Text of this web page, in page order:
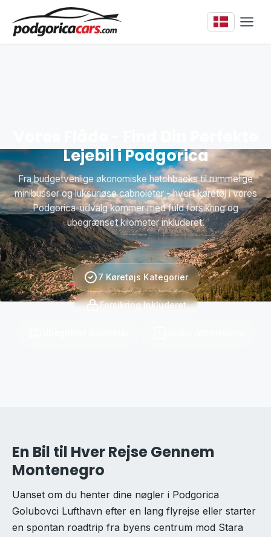
Lejebil i Podgorica
Fra budgetvenlige økonomiske hatchbacks til rummelige
minibusser og luksuriøse cabrioleter - hvert køretøj i vores
Podgorica-udvalg kommer med fuld forsikring og
ubegrænset kilometer inkluderet.
7 Køretøjs Kategorier
Forsikring Inkluderet
En Bil til Hver Rejse Gennem
Montenegro
Uanset om du henter dine nøgler i Podgorica
Golubovci Lufthavn efter en lang flyrejse eller starter
en spontan roadtrip fra byens centrum mod Stara